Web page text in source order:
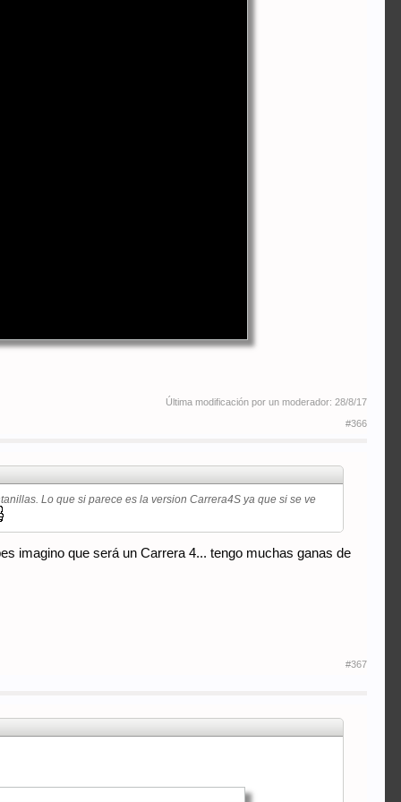
Última modificación por un moderador: 28/8/17
#366
Lo que si parece es la version Carrera4S ya que si se ve
imagino que será un Carrera 4... tengo muchas ganas de
#367